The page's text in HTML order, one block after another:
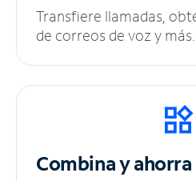
Transfiere llamadas,
de correos de voz y más.
Combina y ahorra